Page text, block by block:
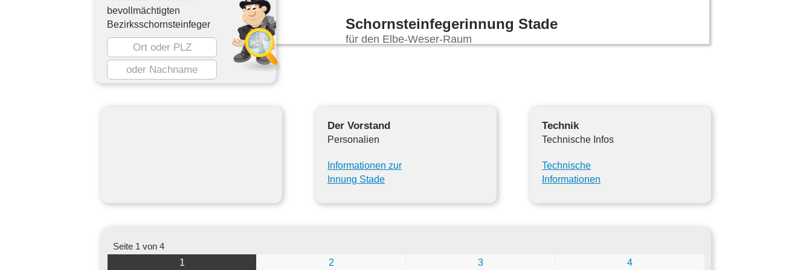
bevollmächtigten
Bezirksschornsteinfeger
Schornsteinfegerinnung Stade
für den Elbe-Weser-Raum
Der Vorstand
Personalien
Informationen zur
Innung Stade
Technik
Technische Infos
Technische
Informationen
Seite 1 von 4
1 2 3 4